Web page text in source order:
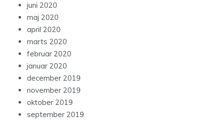
juni 2020
maj 2020
april 2020
marts 2020
februar 2020
januar 2020
december 2019
november 2019
oktober 2019
september 2019